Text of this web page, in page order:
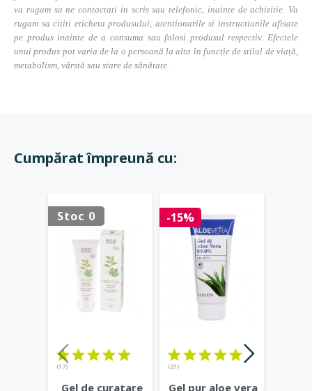
va rugam sa ne contactati in scris sau telefonic, inainte de achizitie. Va
rugam sa cititi eticheta produsului, atentionarile si instructiunile afisate
pe produs inainte de a consuma sau folosi produsul respectiv. Efectele
unui produs pot varia de la o persoană la alta în funcție de stilul de viață,
metabolism, vârstă sau stare de sănătate.
Cumpărat împreună cu:
Stoc 0
(17)
Gel de curatare
-15%
(21)
Gel pur aloe vera